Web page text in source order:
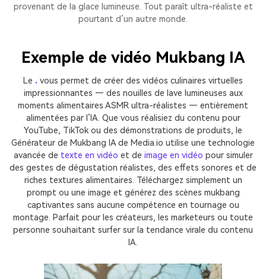
provenant de la glace lumineuse. Tout paraît ultra-réaliste et
pourtant d’un autre monde.
Exemple de vidéo Mukbang IA
Le . vous permet de créer des vidéos culinaires virtuelles
impressionnantes — des nouilles de lave lumineuses aux
moments alimentaires ASMR ultra-réalistes — entièrement
alimentées par l’IA. Que vous réalisiez du contenu pour
YouTube, TikTok ou des démonstrations de produits, le
Générateur de Mukbang IA de Media.io utilise une technologie
avancée de texte en vidéo et de image en vidéo pour simuler
des gestes de dégustation réalistes, des effets sonores et de
riches textures alimentaires. Téléchargez simplement un
prompt ou une image et générez des scènes mukbang
captivantes sans aucune compétence en tournage ou
montage. Parfait pour les créateurs, les marketeurs ou toute
personne souhaitant surfer sur la tendance virale du contenu
IA.